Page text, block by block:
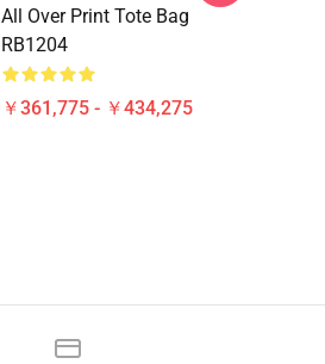
All Over Print Tote Bag
RB1204
￥361,775 - ￥434,275